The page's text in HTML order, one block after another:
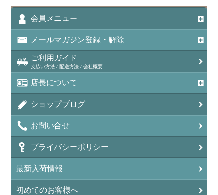
アメジスト（紫水晶/Amethyst）
アメシスティンクォーツ（Amethest in quartz）
ラベンダーアメジスト
アメトリン（紫黄水晶/Ametrine）
アラゴナイト（霰石/Aragonite）
アンフィボールインクォーツ(Amphibole)
アンフィボールロック/角閃岩（Amphibole ）
イーグルアイ（EagleEye）
インカローズ（ロードクロサイト/Rhodochrosite）
会員メニュー
メールマガジン登録・解除
ご利用ガイド
支払い方法 / 配送方法 / 会社概要
店長について
ショップブログ
お問い合せ
プライバシーポリシー
最新入荷情報
初めてのお客様へ